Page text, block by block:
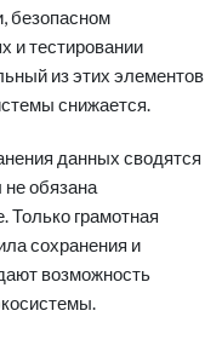
безопасном
и тестировании
из этих элементов
снижается.
данных сводятся
обязана
Только грамотная
сохранения и
возможность